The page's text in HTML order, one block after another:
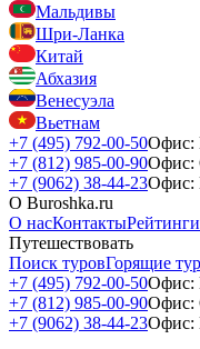
Мальдивы
Шри-Ланка
Китай
Абхазия
Венесуэла
Вьетнам
+7 (495) 792-00-50Офис:
+7 (812) 985-00-90Офис:
+7 (9062) 38-44-23Офис:
О Buroshka.ru
О насКонтактыРейтинги
Путешествовать
Поиск туровГорящие
+7 (495) 792-00-50Офис:
+7 (812) 985-00-90Офис:
+7 (9062) 38-44-23Офис: